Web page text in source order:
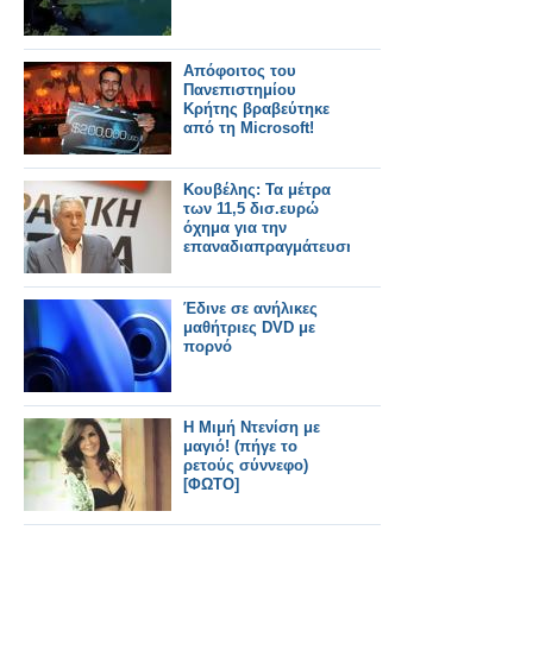
Απόφοιτος του
Πανεπιστημίου
Κρήτης βραβεύτηκε
από τη Micrοsoft!
Κουβέλης: Τα μέτρα
των 11,5 δισ.ευρώ
όχημα για την
επαναδιαπραγμάτευση
Έδινε σε ανήλικες
μαθήτριες DVD με
πορνό
Η Μιμή Ντενίση με
μαγιό! (πήγε το
ρετούς σύννεφο)
[ΦΩΤΟ]